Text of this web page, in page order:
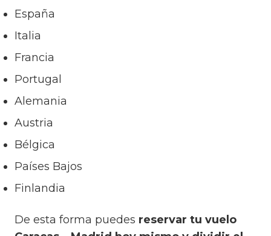
España
Italia
Francia
Portugal
Alemania
Austria
Bélgica
Países Bajos
Finlandia
De esta forma puedes reservar tu vuelo